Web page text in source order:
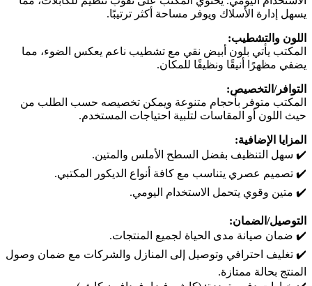
يسهل إدارة الأسلاك ويوفر مساحة أكثر ترتيبًا.
اللون والتشطيب:
المكتب يأتي بلون أبيض نقي مع تشطيب ناعم يعكس الضوء، مما
يضفي مظهرًا أنيقًا ونظيفًا للمكان.
التوافر/التخصيص:
المكتب متوفر بأحجام متنوعة ويمكن تخصيصه حسب الطلب من
حيث اللون أو المقاسات لتلبية احتياجات المستخدم.
المزايا الإضافية:
✔️ سهل التنظيف بفضل السطح الأملس والمتين.
✔️ تصميم عصري يتناسب مع كافة أنواع الديكور المكتبي.
✔️ متين وقوي يتحمل الاستخدام اليومي.
التوصيل/الضمان:
✔️ ضمان صيانة مدى الحياة لجميع المنتجات.
✔️ تغليف احترافي وتوصيل إلى المنازل والشركات مع ضمان وصول
المنتج بحالة ممتازة.